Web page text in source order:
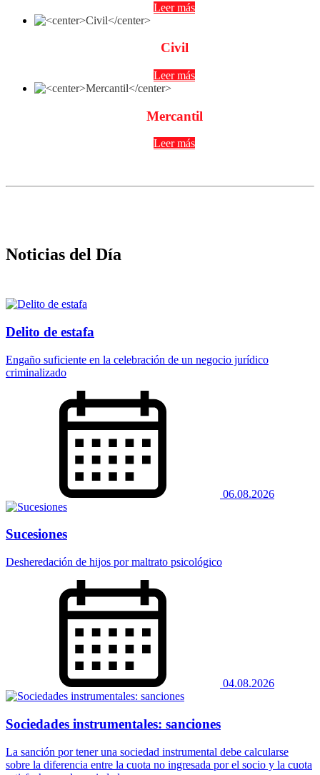
Leer más
Civil
Leer más
Mercantil
Leer más
Noticias del Día
Delito de estafa
Engaño suficiente en la celebración de un negocio jurídico
criminalizado
06.08.2026
Sucesiones
Desheredación de hijos por maltrato psicológico
04.08.2026
Sociedades instrumentales: sanciones
La sanción por tener una sociedad instrumental debe calcularse
sobre la diferencia entre la cuota no ingresada por el socio y la cuota